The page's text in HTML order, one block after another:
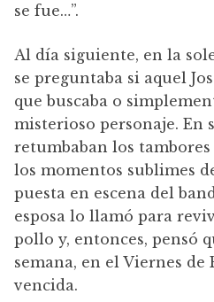
se fue…”.
Al día siguiente, en la
se preguntaba si aquel
que buscaba o
misterioso personaje. En
retumbaban los
los momentos sublimes
puesta en escena del
esposa lo llamó para
pollo y, entonces, pensó
semana, en el Viernes de
vencida.